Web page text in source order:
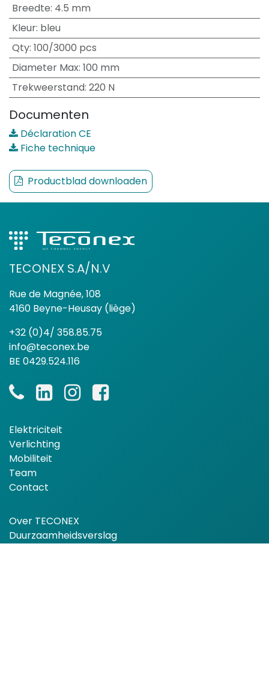
Breedte: 4.5 mm
Kleur: bleu
Qty: 100/3000 pcs
Diameter Max: 100 mm
Trekweerstand: 220 N
Documenten
Déclaration CE
Fiche technique
Productblad downloaden
TECONEX S.A/N.V
Rue de Magnée, 108
4160 Beyne-Heusay (liège)
+32 (0)4/ 358.85.75
info@teconex.be
BE 0429.524.116
Elektriciteit
Verlichting
Mobiliteit
Team
Contact
Over TECONEX
Duurzaamheidsverslag